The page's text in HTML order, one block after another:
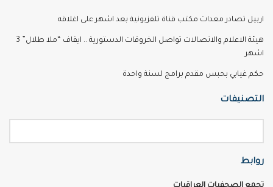
اربيل تصادر معدات مكتب قناة تلفزيونية بعد اشهر على اغلاقه
هيئة الاعلام والاتصالات تواصل الخروقات الدستورية .. ايقاف “ملا طلال” 3
اشهر
حكم غيابي بحبس مقدم برامج لسنة واحدة
التصنيفات
روابط